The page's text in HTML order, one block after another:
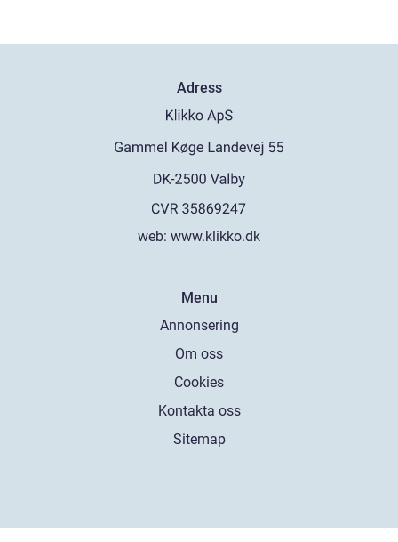
Adress
web: www.klikko.dk
Menu
Annonsering
Om oss
Cookies
Kontakta oss
Sitemap